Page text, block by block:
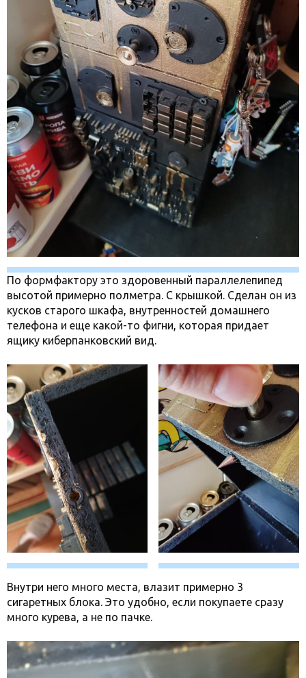
По формфактору это здоровенный параллелепипед
высотой примерно полметра. С крышкой. Сделан он из
кусков старого шкафа, внутренностей домашнего
телефона и еще какой-то фигни, которая придает
ящику киберпанковский вид.
Внутри него много места, влазит примерно 3
сигаретных блока. Это удобно, если покупаете сразу
много курева, а не по пачке.